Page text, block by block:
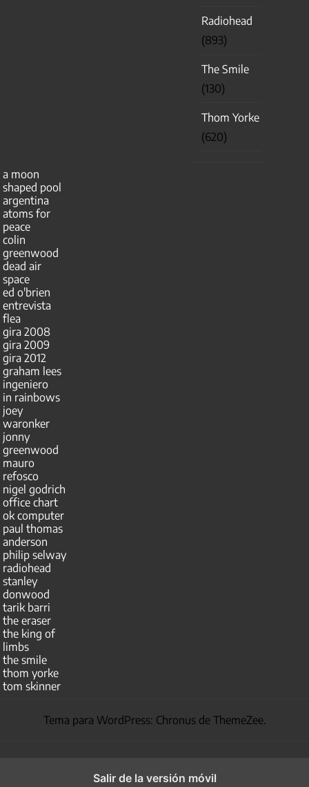
Radiohead
(893)
The Smile
(130)
Thom Yorke
(620)
a moon
shaped pool
argentina
atoms for
peace
colin
greenwood
dead air
space
ed o'brien
entrevista
flea
gira 2008
gira 2009
gira 2012
graham lees
ingeniero
in rainbows
joey
waronker
jonny
greenwood
mauro
refosco
nigel godrich
office chart
ok computer
paul thomas
anderson
philip selway
radiohead
stanley
donwood
tarik barri
the eraser
the king of
limbs
the smile
thom yorke
tom skinner
Tema para WordPress: Chronus de ThemeZee.
Salir de la versión móvil